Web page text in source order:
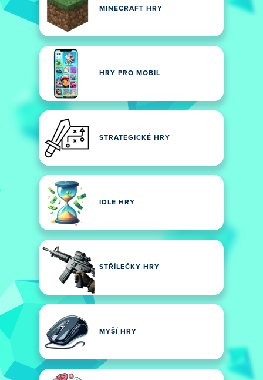
MINECRAFT HRY
HRY PRO MOBIL
STRATEGICKÉ HRY
IDLE HRY
STŘÍLEČKY HRY
MYŠÍ HRY